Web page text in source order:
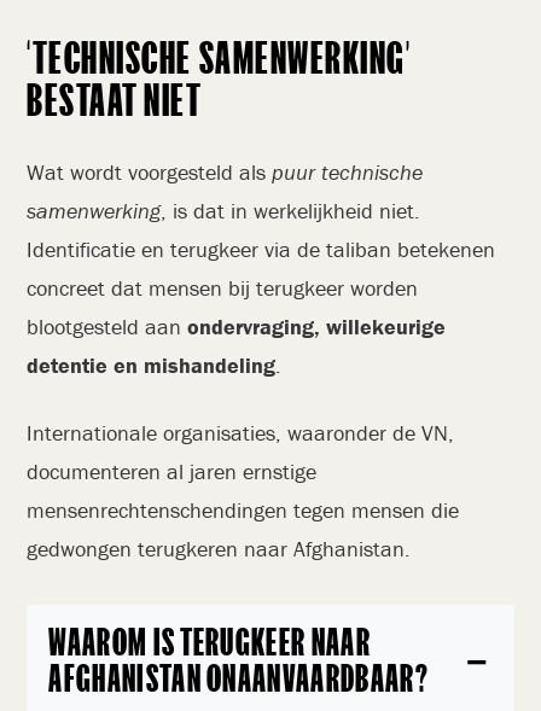
‘TECHNISCHE SAMENWERKING’
BESTAAT NIET
Wat wordt voorgesteld alspuur technische
samenwerking, is dat in werkelijkheid niet.
Identificatie en terugkeer via de taliban betekenen
concreet dat mensen bij terugkeer worden
blootgesteld aanondervraging, willekeurige
detentie en mishandeling.
Internationale organisaties, waaronder de VN,
documenteren al jaren ernstige
mensenrechtenschendingen tegen mensen die
gedwongen terugkeren naar Afghanistan.
WAAROM IS TERUGKEER NAAR
AFGHANISTAN ONAANVAARDBAAR?
−